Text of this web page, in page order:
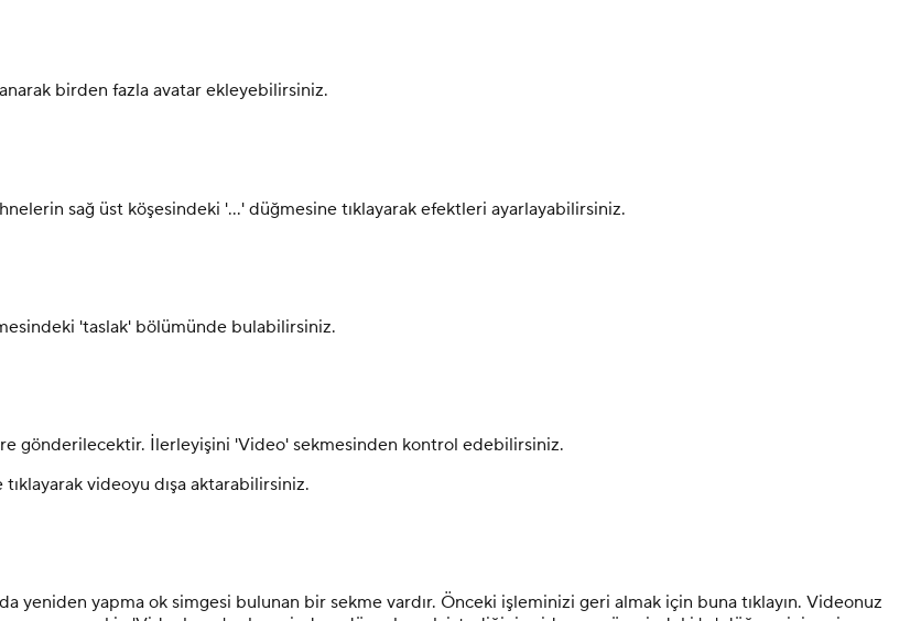
birden fazla avatar ekleyebilirsiniz.
sağ üst köşesindeki '...' düğmesine tıklayarak efektleri ayarlayabilirsiniz.
'taslak' bölümünde bulabilirsiniz.
gönderilecektir. İlerleyişini 'Video' sekmesinden kontrol edebilirsiniz.
videoyu dışa aktarabilirsiniz.
yeniden yapma ok simgesi bulunan bir sekme vardır. Önceki işleminizi geri almak için buna tıklayın. Videonuz